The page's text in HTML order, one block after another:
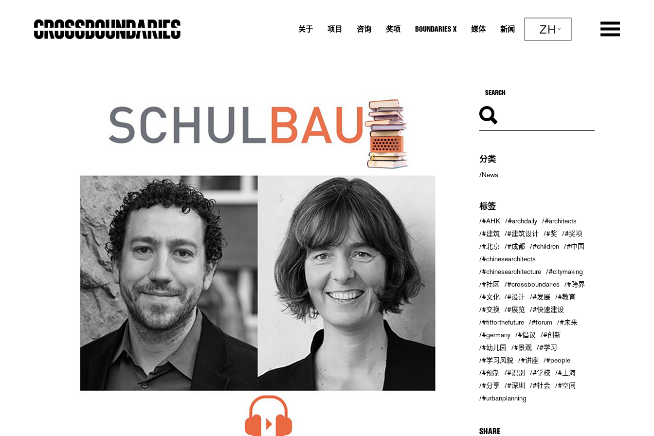
关于 项目 咨询 奖项 BOUNDARIES X 媒体 新闻 ZH
分类
News
标签
#AHK #archdaily
#architects
#建筑
#建筑设计 #奖
#奖项
#北京
#成都 #children
#中国
#chinesearchitects
#chinesearchitecture
#citymaking
#社区
#crossboundaries
#跨界
#文化
#设计 #发展
#教育
#交换
#展览
#快速建设
#fitforthefuture
#forum
#未来
#germany
#倡议
#创新
#幼儿园
#景观
#学习
#学习风貌
#讲座
#people
#预制
#识别 #学校
#上海
#分享
#深圳 #社会
#空间
#urbanplanning
SHARE